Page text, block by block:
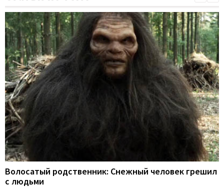
Волосатый родственник: Снежный человек грешил
с людьми